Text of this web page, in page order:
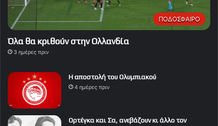
ΠΟΔΟΣΦΑΙΡΟ
Όλα θα κριθούν στην Ολλανδία
3 ημέρες πριν
Η αποστολή του Ολυμπιακού
4 ημέρες πριν
Ορτέγκα και Σα, ανεβάζουν κι άλλο τον